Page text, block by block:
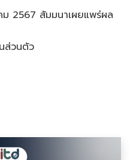
2567 สัมมนาเผยแพร่ผล
ส่วนตัว